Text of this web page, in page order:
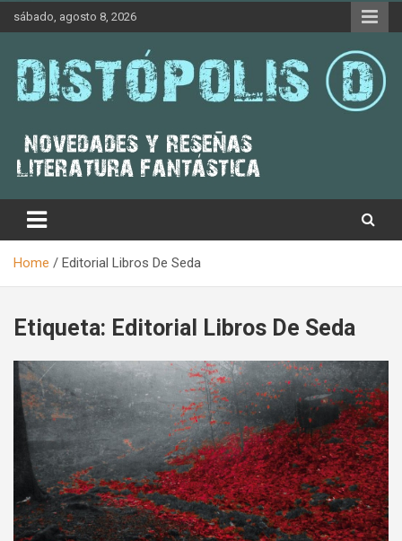
sábado, agosto 8, 2026
Distópolis
Home Editorial Libros De Seda
Etiqueta: Editorial Libros De Seda